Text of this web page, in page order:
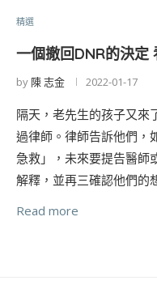
精選
一個撤回DNR的決定
by 陳 志金 2022-01-17
隔天，老先生的孩子又來
過律師。律師告訴他們，
急救」，未來要提告醫師
解釋，並再三確認他們的
Read more